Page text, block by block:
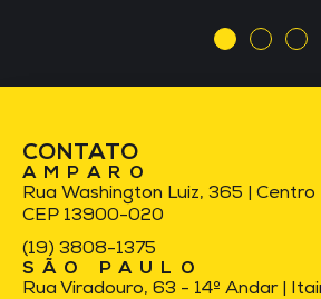
CONTATO
AMPARO
Rua Washington Luiz, 365 |
CEP 13900-020
(19) 3808-1375
SÃO PAULO
Rua Viradouro, 63 - 14º Andar |